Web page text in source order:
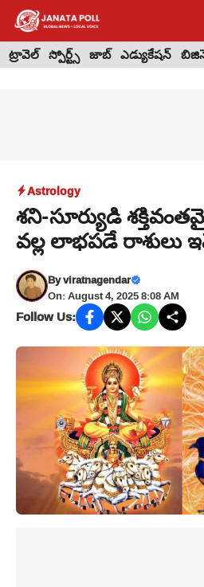
Skip
content
ట్రావెల్ స్పోర్ట్స్ జాబ్ ఎడ్యుకేషన్
Astrology
శని-సూర్యుడి
వల్ల లాభపడే రాశులు
Byviratnagendar
On: August 4, 2025 8:08 AM
Follow Us: